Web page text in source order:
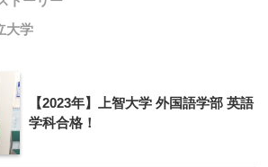
大学
【2023年】上智大学 外国語学部 英語
学科合格！